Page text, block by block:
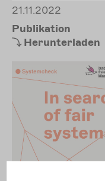
21.11.2022
Publikation
Herunterladen